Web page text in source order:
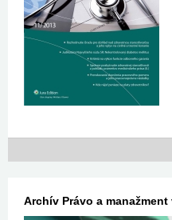
Archív Právo a